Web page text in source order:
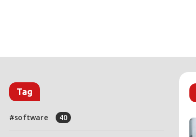
Tag
software 40